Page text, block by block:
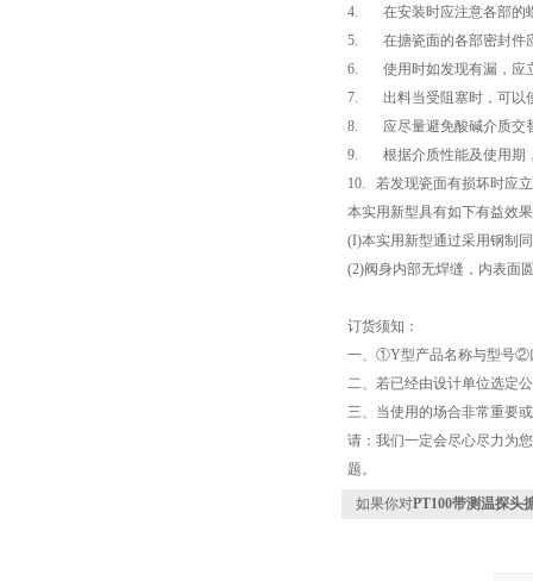
4. 在安装时应注意各部的
5. 在搪瓷面的各部密封件
6. 使用时如发现有漏，应立
7. 出料当受阻塞时，可以
8. 应尽量避免酸碱介质交
9. 根据介质性能及使用期，
10. 若发现瓷面有损坏时应
本实用新型具有如下有益效
(I)本实用新型通过采用钢制
(2)阀身内部无焊缝，内表面
订货须知：
一、①Y型产品名称与型号②
二、若已经由设计单位选定
三、当使用的场合非常重要
请：我们一定会尽心尽力为
题。
如果你对PT100带测温探头